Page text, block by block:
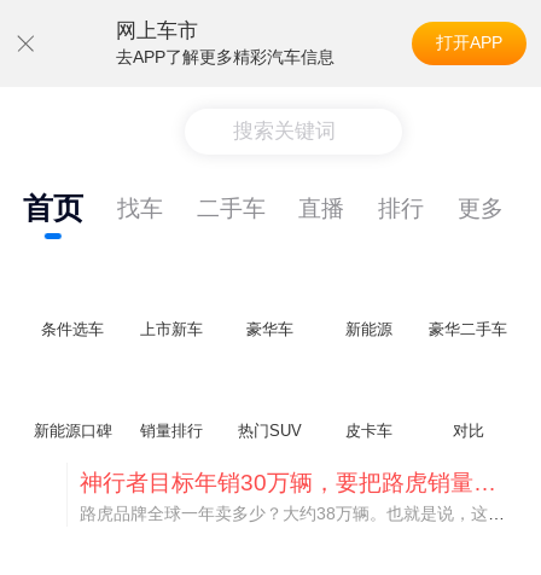
网上车市
去APP了解更多精彩汽车信息
打开APP
搜索关键词
首页 找车 二手车 直播 排行 更多
条件选车 上市新车 豪华车 新能源 豪华二手车
新能源口碑 销量排行 热门SUV 皮卡车 对比
神行者目标年销30万辆，要把路虎销量翻倍